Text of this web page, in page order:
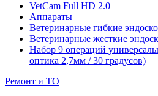
VetCam Full HD 2.0
Аппараты
Ветеринарные гибкие
Ветеринарные жесткие
Набор 9 операций
оптика 2,7мм / 30 градусов)
Ремонт и ТО